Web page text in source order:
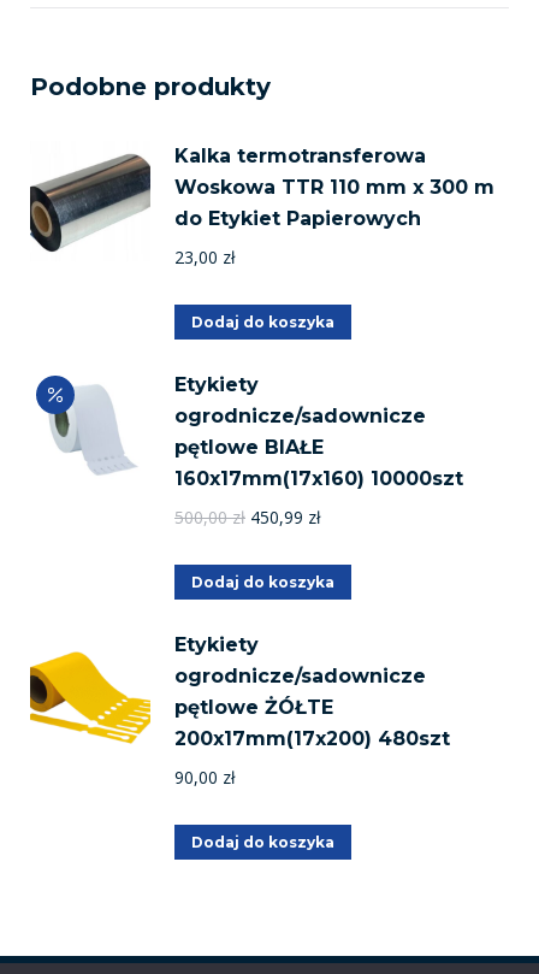
Podobne produkty
Kalka termotransferowa
Woskowa TTR 110 mm x 300 m
do Etykiet Papierowych
23,00 zł
Dodaj do koszyka
Etykiety
ogrodnicze/sadownicze
pętlowe BIAŁE
160x17mm(17x160) 10000szt
500,00zł Pierwotna
wynosiła:
450,99 złAktualna
wynosi:
Dodaj do koszyka
Etykiety
ogrodnicze/sadownicze
pętlowe ŻÓŁTE
200x17mm(17x200) 480szt
90,00 zł
Dodaj do koszyka